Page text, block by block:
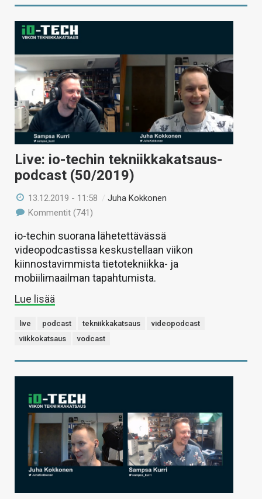
Live: io-techin tekniikkakatsaus-
podcast (50/2019)
13.12.2019 - 11:58 /Juha Kokkonen
Kommentit (741)
io-techin suorana lähetettävässä
videopodcastissa keskustellaan viikon
kiinnostavimmista tietotekniikka- ja
mobiilimaailman tapahtumista.
Lue lisää
live podcast tekniikkakatsaus
videopodcast
viikkokatsaus
vodcast